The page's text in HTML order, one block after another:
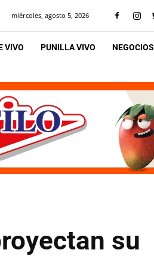
miércoles, agosto 5, 2026
VIVO PUNILLA VIVO NEGOCIOS
su